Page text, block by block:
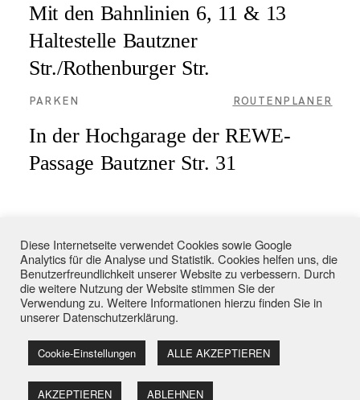
Mit den Bahnlinien 6, 11 & 13
Haltestelle Bautzner
Str./Rothenburger Str.
ROUTENPLANER
PARKEN
In der Hochgarage der REWE-
Passage Bautzner Str. 31
KONTAKTFORMULAR
Andrea Franke - Praxis für Coaching & Supervision in Dresden
Impressum
Datenschutzerklärung
Diese Internetseite verwendet Cookies sowie Google
Analytics für die Analyse und Statistik. Cookies helfen uns, die
Benutzerfreundlichkeit unserer Website zu verbessern. Durch
die weitere Nutzung der Website stimmen Sie der
Verwendung zu. Weitere Informationen hierzu finden Sie in
unserer Datenschutzerklärung.
Cookie-Einstellungen ALLE AKZEPTIEREN
AKZEPTIEREN ABLEHNEN